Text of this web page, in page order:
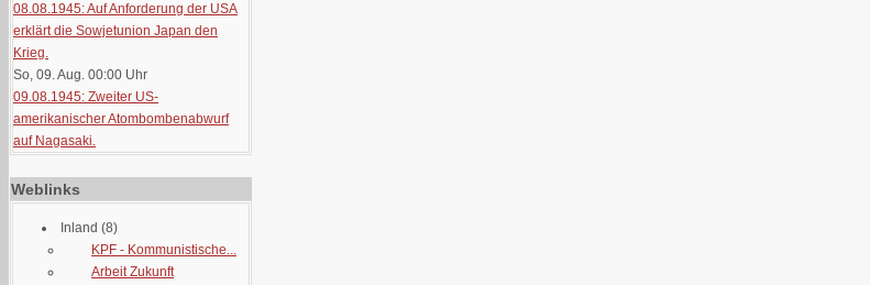
08.08.1945: Auf Anforderung der USA
erklärt die Sowjetunion Japan den
Krieg.
So, 09. Aug. 00:00 Uhr
09.08.1945: Zweiter US-
amerikanischer Atombombenabwurf
auf Nagasaki.
Weblinks
Inland (8)
KPF - Kommunistische...
Arbeit Zukunft